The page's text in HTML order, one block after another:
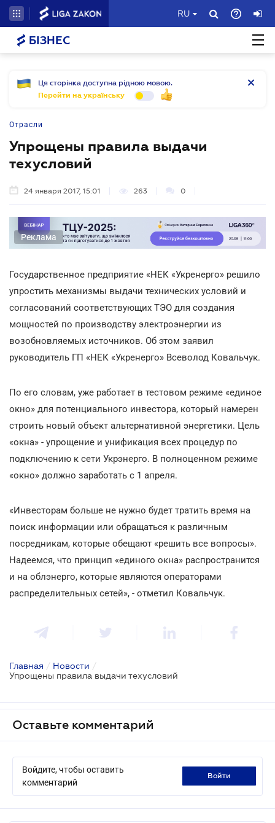
RU
БІЗНЕС
Ця сторінка доступна рідною мовою.
Перейти на українську
Отрасли
Упрощены правила выдачи
техусловий
24 января 2017, 15:01 263 0
Реклама
Государственное предприятие «НЕК «Укренерго» решило
упростить механизмы выдачи технических условий и
согласований соответствующих ТЭО для создания
мощностей по производству электроэнергии из
возобновляемых источников. Об этом заявил
руководитель ГП «НЕК «Укренерго» Всеволод Ковальчук.
По его словам, уже работает в тестовом режиме «единое
окно» для потенциального инвестора, который намерен
строить новый объект альтернативной энергетики. Цель
«окна» - упрощение и унификация всех процедур по
подключению к сети Укрэнерго. В полноценном режиме
«окно» должно заработать с 1 апреля.
«Инвесторам больше не нужно будет тратить время на
поиск информации или обращаться к различным
посредникам, которые обещают «решить все вопросы».
Надеемся, что принцип «единого окна» распространится
и на облэнерго, которые являются операторами
распределительных сетей», - отметил Ковальчук.
Главная / Новости /
Упрощены правила выдачи техусловий
Оставьте комментарий
Войдите, чтобы оставить
комментарий
войти